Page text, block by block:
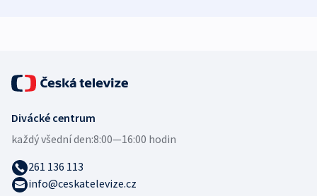
Divácké centrum
každý všední den:8:00—16:00 hodin
261 136 113
info@ceskatelevize.cz